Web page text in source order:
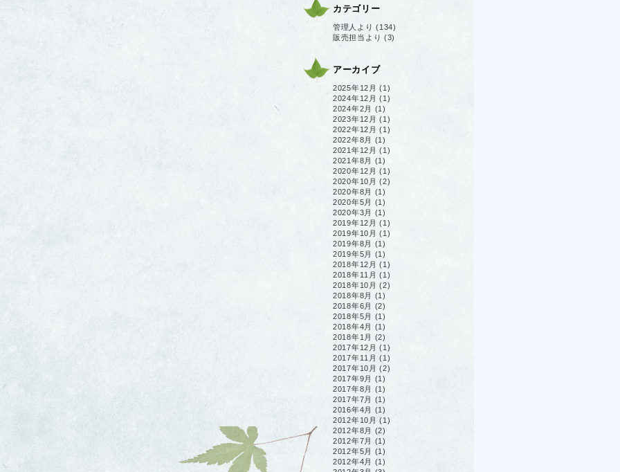
カテゴリー
管理人より (134)
販売担当より (3)
アーカイブ
2025年12月 (1)
2024年12月 (1)
2024年2月 (1)
2023年12月 (1)
2022年12月 (1)
2022年8月 (1)
2021年12月 (1)
2021年8月 (1)
2020年12月 (1)
2020年10月 (2)
2020年8月 (1)
2020年5月 (1)
2020年3月 (1)
2019年12月 (1)
2019年10月 (1)
2019年8月 (1)
2019年5月 (1)
2018年12月 (1)
2018年11月 (1)
2018年10月 (2)
2018年8月 (1)
2018年6月 (2)
2018年5月 (1)
2018年4月 (1)
2018年1月 (2)
2017年12月 (1)
2017年11月 (1)
2017年10月 (2)
2017年9月 (1)
2017年8月 (1)
2017年7月 (1)
2016年4月 (1)
2012年10月 (1)
2012年8月 (2)
2012年7月 (1)
2012年5月 (1)
2012年4月 (1)